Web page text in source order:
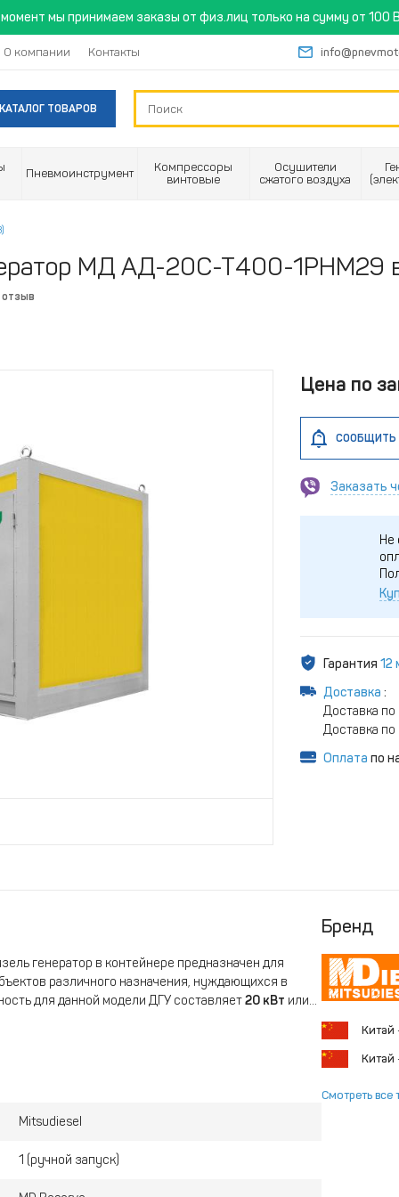
мы принимаем заказы от физ.лиц только на сумму от 100
О компании Контакты
КАТАЛОГ ТОВАРОВ
Пневмоинструмент
Компрессоры
винтовые
Осушители
сжатого воздуха
МД АД-20С-Т400-1РНМ29
отзыв
Цена по
СООБЩИТЬ
Заказать
Не
Гарантия 12
Доставка :
Доставка
Доставка по
Оплата по
генератор в контейнере предназначен для
различного назначения, нуждающихся в
для данной модели ДГУ составляет20 кВт или
процессов и многочисленными
трёхфазный электрический ток с
в России отраслевым стандартом для
Mitsudiesel
1 (ручной запуск)
Бренд
Китай
Китай
Смотреть все